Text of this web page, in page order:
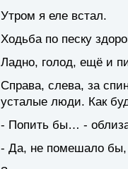
Утром я еле встал.
Ходьба по песку
Ладно, голод, ещё и
Справа, слева, за
усталые люди. Как
- Попить бы… -
- Да, не помешало бы,